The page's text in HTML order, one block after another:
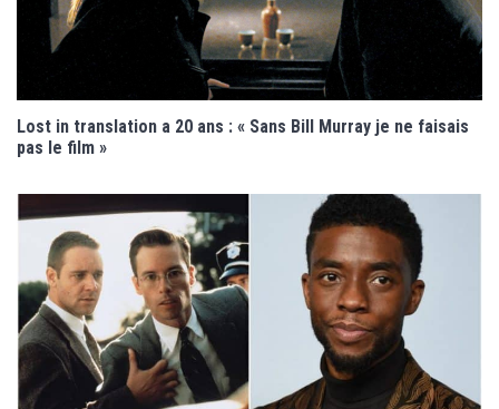
Lost in translation a 20 ans : « Sans Bill Murray je ne faisais
pas le film »